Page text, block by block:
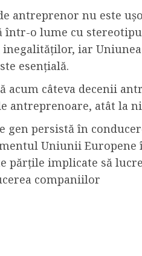
antreprenor nu este
o lume cu
iar
esențială.
acum câteva decenii
antreprenoare, atât la
persistă în
Uniunii
părțile implicate să
companiilor